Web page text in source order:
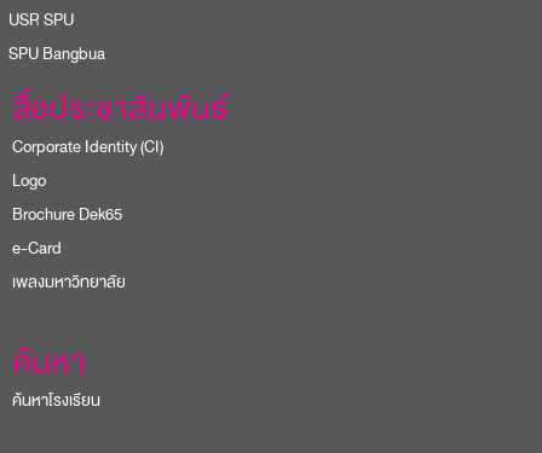
SPU
Bangbua
สื่อประชาสัมพันธ์
Corporate Identity (CI)
Logo
Brochure Dek65
e-Card
เพลงมหาวิทยาลัย
ค้นหา
ค้นหาโรงเรียน